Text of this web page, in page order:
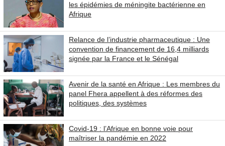
les épidémies de méningite bactérienne en
Afrique
Relance de l’industrie pharmaceutique : Une
convention de financement de 16,4 milliards
signée par la France et le Sénégal
Avenir de la santé en Afrique : Les membres du
panel Fhera appellent à des réformes des
politiques, des systèmes
Covid-19 : l’Afrique en bonne voie pour
maîtriser la pandémie en 2022